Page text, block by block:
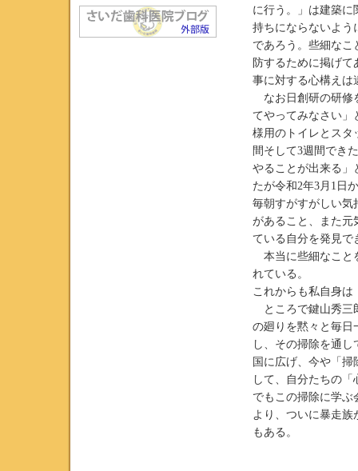
に行う。」は建築に
持ちにならないよう
であろう。些細なこ
防するために掲げ
事に対する心構えは
なお日創研の研修
てやってみなさい」
様用のトイレとスタ
間そして3週間でき
やることが出来る」
たが令和2年3月1日
毎朝すがすがしい気
があること、また元
ている自分を発見で
本当に些細なこと
れている。
これからも私自身は
ところで鍵山秀三
の廻りを黙々と毎日
し、その掃除を通
国に広げ、今や「
して、自分たちの
でもこの掃除に学ぶ
より、ついに暴走族
もある。